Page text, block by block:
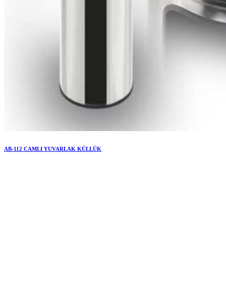
AB-112 CAMLI YUVARLAK KÜLLÜK